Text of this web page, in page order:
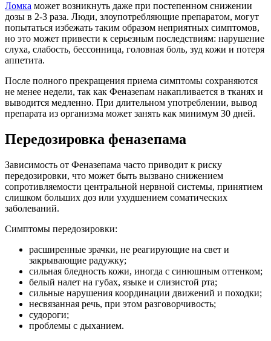
Ломка может возникнуть даже при постепенном снижении
дозы в 2-3 раза. Люди, злоупотребляющие препаратом, могут
попытаться избежать таким образом неприятных симптомов,
но это может привести к серьезным последствиям: нарушение
слуха, слабость, бессонница, головная боль, зуд кожи и потеря
аппетита.
После полного прекращения приема симптомы сохраняются
не менее недели, так как Феназепам накапливается в тканях и
выводится медленно. При длительном употреблении, вывод
препарата из организма может занять как минимум 30 дней.
Передозировка феназепама
Зависимость от Феназепама часто приводит к риску
передозировки, что может быть вызвано снижением
сопротивляемости центральной нервной системы, принятием
слишком больших доз или ухудшением соматических
заболеваний.
Симптомы передозировки:
расширенные зрачки, не реагирующие на свет и
закрывающие радужку;
сильная бледность кожи, иногда с синюшным оттенком;
белый налет на губах, языке и слизистой рта;
сильные нарушения координации движений и походки;
несвязанная речь, при этом разговорчивость;
судороги;
проблемы с дыханием.